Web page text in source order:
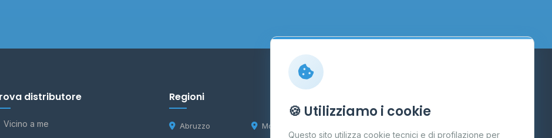
distributore
Vicino a me
Regioni
Abruzzo Molise
🍪 Utilizziamo i cookie
Questo sito utilizza cookie tecnici e di profilazione per